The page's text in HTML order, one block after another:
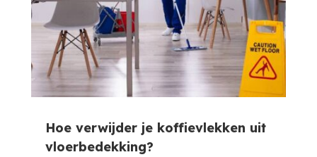
Hoe verwijder je koffievlekken uit
vloerbedekking?